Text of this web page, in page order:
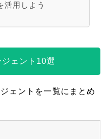
活用しよう
ェント10選
ェントを一覧にまとめ